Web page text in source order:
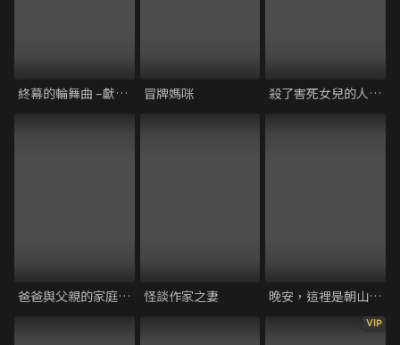
終幕的輪舞曲 –獻給再也無法見面的你– 冒牌媽咪 殺了害死女兒的人，這樣的我有罪嗎？
爸爸與父親的家庭食堂 怪談作家之妻 晚安，這裡是朝山家。
VIP